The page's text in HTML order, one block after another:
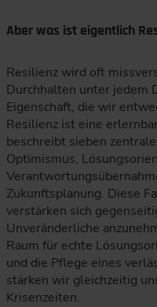
Aber was ist eigentlich
Resilienz wird oft
Durchhalten unter jedem
Eigenschaft, die wir
Resilienz ist eine
beschreibt sieben
Optimismus,
Zukunftsplanung. Diese
verstärken sich
Unveränderliche
Raum für echte
und die Pflege eines
stärken wir gleichzeitig
Krisenzeiten.